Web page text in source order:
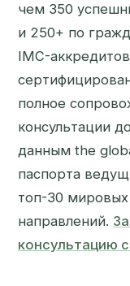
чем 350
и 250+ по
IMC-
полное
консультации
данным the
паспорта
топ-30 мировых
направлений.
консультацию